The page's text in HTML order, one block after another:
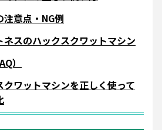
意点・NG例
ネスのハックスクワットマシン
）
クワットマシンを正しく使って